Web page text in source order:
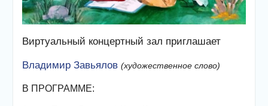
Виртуальный концертный зал приглашает
Владимир Завьялов (художественное слово)
В ПРОГРАММЕ: